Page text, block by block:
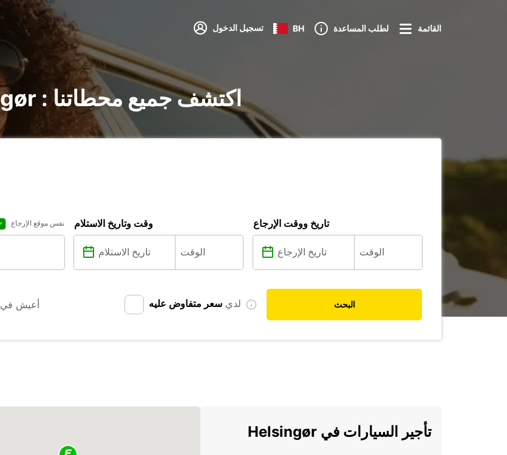
تسجيل الدخول BH لطلب المساعدة القائمة
تأجير السيارات في Helsingør : اكتشف جميع محطاتنا
نفس موقع الإرجاع وقت وتاريخ الاستلام تاريخ ووقت الإرجاع
أعيش في لدي سعر متفاوض عليه البحث
تأجير السيارات في Helsingør